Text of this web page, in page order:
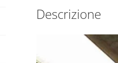
:
Descrizione